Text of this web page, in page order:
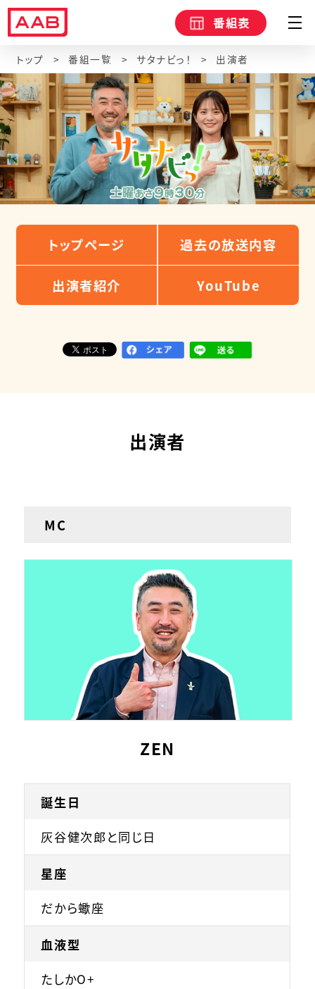
番組表
トップ 番組一覧 サタナビっ！ 出演者
トップページ 過去の放送内容
出演者紹介 YouTube
出演者
MC
ZEN
誕生日
灰谷健次郎と同じ日
星座
だから蠍座
血液型
たしかO+